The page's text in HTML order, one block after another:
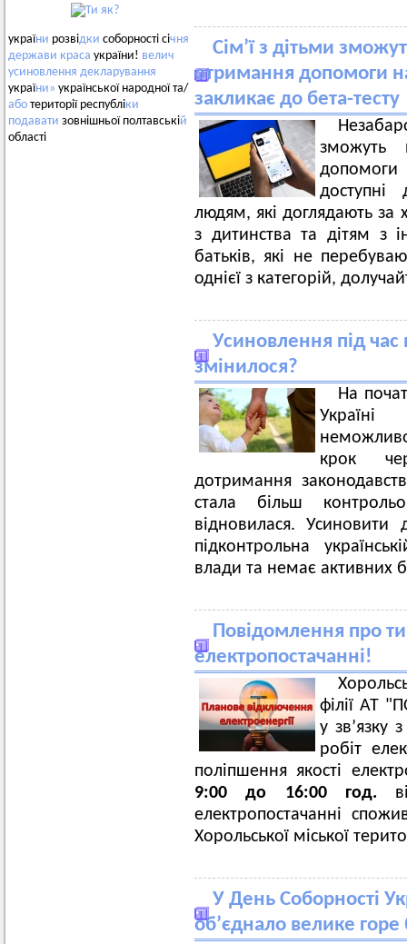
україни розвідки соборності січня
держави краса україни! велич
усиновлення декларування
україни» української народної та/
або території республіки
подавати зовнішньої полтавській
області
Сім’ї з дітьми
отримання допомоги
закликає до бета-тесту
зможуть
доступні
людям, які доглядають за
з дитинства та дітям з
батьків, які не
однієї з категорій,
Усиновлення під
змінилося?
На
Україні
крок
дотримання
стала більш
відновилася.
підконтрольна
влади та немає активних
Повідомлення про
електропостачанні!
філії АТ
у зв’язку
робіт
поліпшення якості
9:00 до 16:00 год.
електропостачанні
Хорольської міської
У День Соборності
об’єднало велике горе